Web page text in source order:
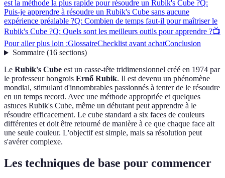
est la méthode la plus rapide pour résoudre un Rubik's Cube ?Q:
Puis-je apprendre à résoudre un Rubik's Cube sans aucune
expérience préalable ?Q: Combien de temps faut-il pour maîtriser le
Rubik's Cube ?Q: Quels sont les meilleurs outils pour apprendre ?📺
Pour aller plus loin :GlossaireChecklist avant achatConclusion
Sommaire(16 sections)
Le Rubik's Cube est un casse-tête tridimensionnel créé en 1974 par
le professeur hongrois Ernő Rubik. Il est devenu un phénomène
mondial, stimulant d'innombrables passionnés à tenter de le résoudre
en un temps record. Avec une méthode appropriée et quelques
astuces Rubik's Cube, même un débutant peut apprendre à le
résoudre efficacement. Le cube standard a six faces de couleurs
différentes et doit être retourné de manière à ce que chaque face ait
une seule couleur. L'objectif est simple, mais sa résolution peut
s'avérer complexe.
Les techniques de base pour commencer